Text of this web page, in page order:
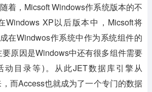
着，Micsoft Windows作系统版本的不
Windows XP以后版本中，Micsoft将
在Windwos作系统中作为系统组件的
原因是Windows中还有很多组件需要
动目录等)。从此JET数据库引擎从
而Access也就成为了一个专门的数据